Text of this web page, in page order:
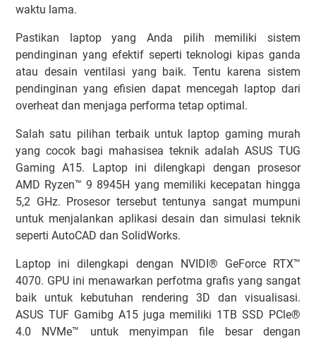
waktu lama.
Pastikan laptop yang Anda pilih memiliki sistem
pendinginan yang efektif seperti teknologi kipas ganda
atau desain ventilasi yang baik. Tentu karena sistem
pendinginan yang efisien dapat mencegah laptop dari
overheat dan menjaga performa tetap optimal.
Salah satu pilihan terbaik untuk laptop gaming murah
yang cocok bagi mahasisea teknik adalah ASUS TUG
Gaming A15. Laptop ini dilengkapi dengan prosesor
AMD Ryzen™ 9 8945H yang memiliki kecepatan hingga
5,2 GHz. Prosesor tersebut tentunya sangat mumpuni
untuk menjalankan aplikasi desain dan simulasi teknik
seperti AutoCAD dan SolidWorks.
Laptop ini dilengkapi dengan NVIDI® GeForce RTX™
4070. GPU ini menawarkan perfotma grafis yang sangat
baik untuk kebutuhan rendering 3D dan visualisasi.
ASUS TUF Gamibg A15 juga memiliki 1TB SSD PCle®
4.0 NVMe™ untuk menyimpan file besar dengan